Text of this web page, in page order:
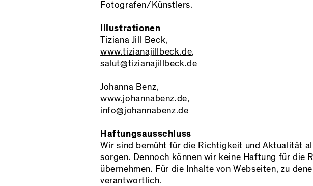
Fotografen/Künstlers.
Illustrationen
Tiziana Jill Beck,
www.tizianajillbeck.de,
salut@tizianajillbeck.de
Johanna Benz,
www.johannabenz.de,
info@johannabenz.de
Haftungsausschluss
Wir sind bemüht für die Richtigkeit und Aktualität
sorgen. Dennoch können wir keine Haftung für die
übernehmen. Für die Inhalte von Webseiten, zu
verantwortlich.